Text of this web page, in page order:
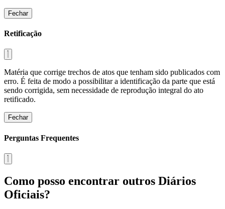
Fechar
Retificação
Matéria que corrige trechos de atos que tenham sido publicados com
erro. É feita de modo a possibilitar a identificação da parte que está
sendo corrigida, sem necessidade de reprodução integral do ato
retificado.
Fechar
Perguntas Frequentes
Como posso encontrar outros Diários
Oficiais?